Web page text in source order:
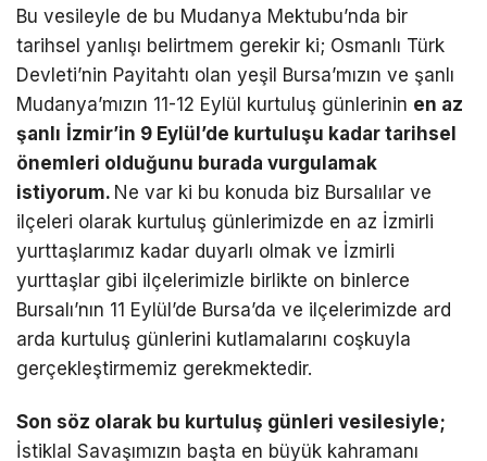
Bu vesileyle de bu Mudanya Mektubu’nda bir
tarihsel yanlışı belirtmem gerekir ki; Osmanlı Türk
Devleti’nin Payitahtı olan yeşil Bursa’mızın ve şanlı
Mudanya’mızın 11-12 Eylül kurtuluş günlerinin en az
şanl ı İzmir’in 9 Eyl ü ’de kurtuluşu kadar tarihsel
önemleri olduğunu burada vurgulamak
istiyorum. Ne var ki bu konuda biz Bursalılar ve
ilçeleri olarak kurtuluş günlerimizde en az İzmirli
yurttaşlarımız kadar duyarlı olmak ve İzmirli
yurttaşlar gibi ilçelerimizle birlikte on binlerce
Bursalı’nın 11 Eylül’de Bursa’da ve ilçelerimizde ard
arda kurtuluş günlerini kutlamalarını coşkuyla
gerçekleştirmemiz gerekmektedir.
Son söz olarak bu kurtuluş günleri vesilesiyle;
İstiklal Savaşımızın başta en büyük kahramanı